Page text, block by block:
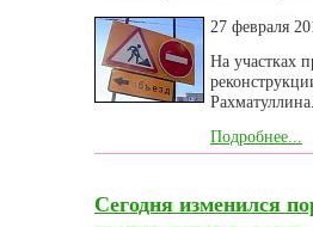
27 февраля
На участках
Подробнее...
Сегодня изменился